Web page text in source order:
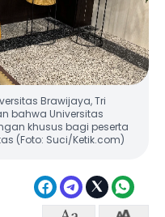
Brawijaya, Tri
bahwa Universitas
khusus bagi peserta
(Foto: Suci/Ketik.com)